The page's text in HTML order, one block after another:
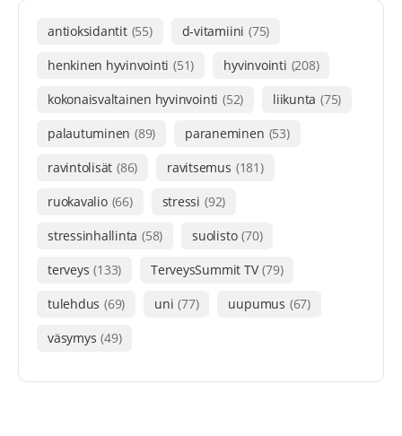
antioksidantit (55) d-vitamiini (75)
henkinen hyvinvointi (51) hyvinvointi (208)
kokonaisvaltainen hyvinvointi (52) liikunta (75)
palautuminen (89) paraneminen (53)
ravintolisät (86) ravitsemus (181)
ruokavalio (66) stressi (92)
stressinhallinta (58) suolisto (70)
terveys (133) TerveysSummit TV (79)
tulehdus (69) uni (77) uupumus (67)
väsymys (49)